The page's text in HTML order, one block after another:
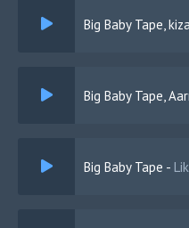
Big Baby Tape,
Big Baby Tape,
Big Baby Tape -